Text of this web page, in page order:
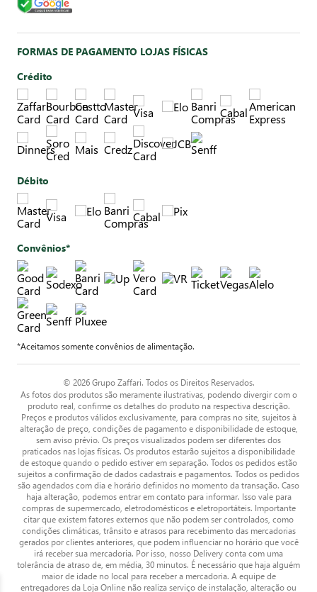
FORMAS DE PAGAMENTO LOJAS FÍSICAS
Crédito
Débito
Convênios*
*Aceitamos somente convênios de alimentação.
© 2026 Grupo Zaffari. Todos os Direitos Reservados.
As fotos dos produtos são meramente ilustrativas, podendo divergir com o
produto real, confirme os detalhes do produto na respectiva descrição.
Preços e produtos válidos exclusivamente, para compras no site, sujeitos à
alteração de preço, condições de pagamento e disponibilidade de estoque,
sem aviso prévio. Os preços visualizados podem ser diferentes dos
praticados nas lojas físicas. Os produtos estarão sujeitos a disponibilidade
de estoque quando o pedido estiver em separação. Todos os pedidos estão
sujeitos a confirmação de dados cadastrais e pagamentos. Todos os pedidos
são agendados com dia e horário definidos no momento da transação. Caso
haja alteração, podemos entrar em contato para informar. Isso vale para
compras de supermercado, eletrodomésticos e eletroportáteis. Importante
citar que existem fatores externos que não podem ser controlados, como
condições climáticas, trânsito e atrasos para recebimento das mercadorias
gerados por clientes anteriores, que podem influenciar no horário que você
irá receber sua mercadoria. Por isso, nosso Delivery conta com uma
tolerância de atraso de, em média, 30 minutos. É necessário que haja alguém
maior de idade no local para receber a mercadoria. A equipe de
entregadores da Loja Online não realiza serviço de instalação, alteração ou